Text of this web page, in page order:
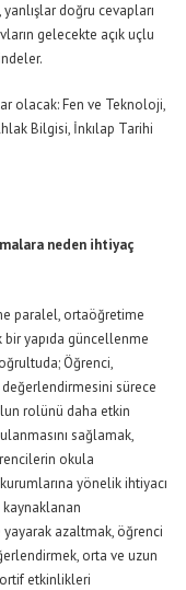
doğru cevapları
gelecekte açık uçlu
olacak: Fen ve Teknoloji,
Bilgisi, İnkılap Tarihi
neden ihtiyaç
paralel, ortaöğretime
yapıda güncellenme
Öğrenci,
sürece
rolünü daha etkin
sağlamak,
okula
yönelik ihtiyacı
kaynaklanan
yayarak azaltmak, öğrenci
orta ve uzun
etkinlikleri